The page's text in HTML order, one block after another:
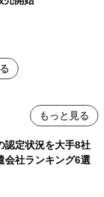
もっと見る
認定状況を大手8社
会社ランキング6選